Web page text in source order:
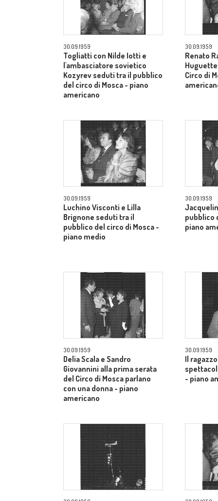
30.09.1959
Togliatti con Nilde Iotti e
l'ambasciatore sovietico
Kozyrev seduti tra il pubblico
del circo di Mosca - piano
americano
30.09.1959
Renato
Circo di
30.09.1959
Luchino Visconti e Lilla
Brignone seduti tra il
pubblico del circo di Mosca -
piano medio
30.09.1959
pubblico
piano
30.09.1959
Delia Scala e Sandro
Giovannini alla prima serata
del Circo di Mosca parlano
con una donna - piano
americano
30.09.1959
Il
- piano